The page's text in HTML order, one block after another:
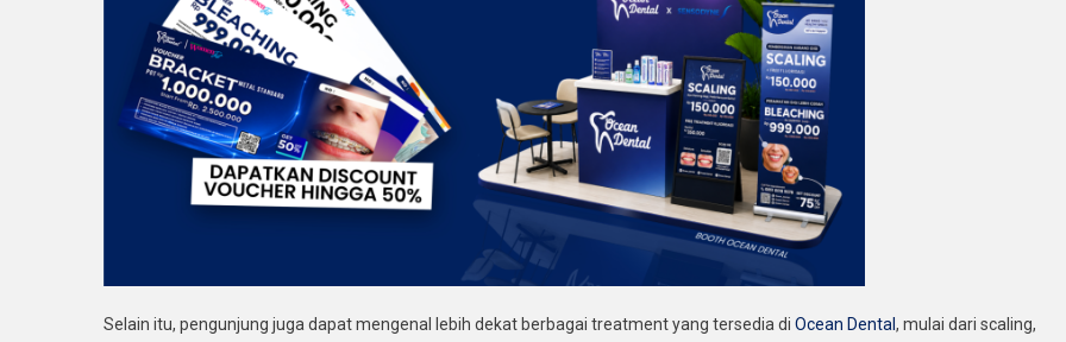
Selain itu, pengunjung juga dapat mengenal lebih dekat berbagai treatment yang tersedia di Ocean Dental , mulai dari scaling,